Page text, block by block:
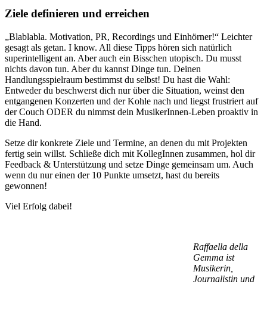
Ziele definieren und erreichen
„Blablabla. Motivation, PR, Recordings und Einhörner!“ Leichter
gesagt als getan. I know. All diese Tipps hören sich natürlich
superintelligent an. Aber auch ein Bisschen utopisch. Du musst
nichts davon tun. Aber du kannst Dinge tun. Deinen
Handlungsspielraum bestimmst du selbst! Du hast die Wahl:
Entweder du beschwerst dich nur über die Situation, weinst den
entgangenen Konzerten und der Kohle nach und liegst frustriert auf
der Couch ODER du nimmst dein MusikerInnen-Leben proaktiv in
die Hand.
Setze dir konkrete Ziele und Termine, an denen du mit Projekten
fertig sein willst. Schließe dich mit KollegInnen zusammen, hol dir
Feedback & Unterstützung und setze Dinge gemeinsam um. Auch
wenn du nur einen der 10 Punkte umsetzt, hast du bereits
gewonnen!
Viel Erfolg dabei!
Raffaella della
Gemma ist
Musikerin,
Journalistin und